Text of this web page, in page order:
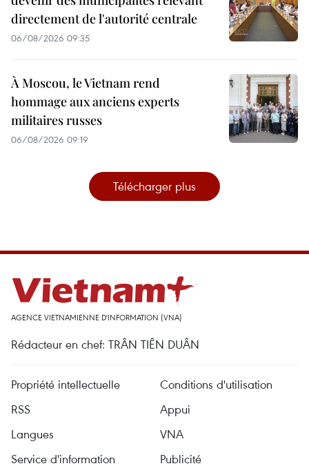
directement de l'autorité centrale
06/08/2026 09:35
À Moscou, le Vietnam rend
hommage aux anciens experts
militaires russes
06/08/2026 09:19
Télécharger plus
AGENCE VIETNAMIENNE D'INFORMATION (VNA)
Rédacteur en chef: TRÂN TIÊN DUÂN
Propriété intellectuelle
Conditions d'utilisation
RSS
Appui
Langues
VNA
Service d'information
Publicité